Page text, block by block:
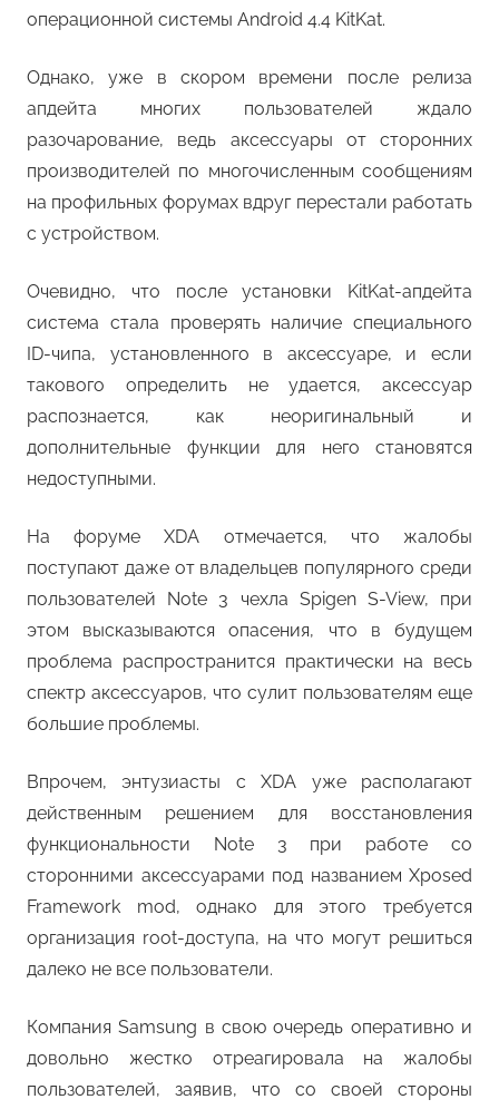
операционной системы Android 4.4 KitKat.
Однако, уже в скором времени после релиза
апдейта многих пользователей ждало
разочарование, ведь аксессуары от сторонних
производителей по многочисленным сообщениям
на профильных форумах вдруг перестали работать
с устройством.
Очевидно, что после установки KitKat-апдейта
система стала проверять наличие специального
ID-чипа, установленного в аксессуаре, и если
такового определить не удается, аксессуар
распознается, как неоригинальный и
дополнительные функции для него становятся
недоступными.
На форуме XDA отмечается, что жалобы
поступают даже от владельцев популярного среди
пользователей Note 3 чехла Spigen S-View, при
этом высказываются опасения, что в будущем
проблема распространится практически на весь
спектр аксессуаров, что сулит пользователям еще
большие проблемы.
Впрочем, энтузиасты с XDA уже располагают
действенным решением для восстановления
функциональности Note 3 при работе со
сторонними аксессуарами под названием Xposed
Framework mod, однако для этого требуется
организация root-доступа, на что могут решиться
далеко не все пользователи.
Компания Samsung в свою очередь оперативно и
довольно жестко отреагировала на жалобы
пользователей, заявив, что со своей стороны